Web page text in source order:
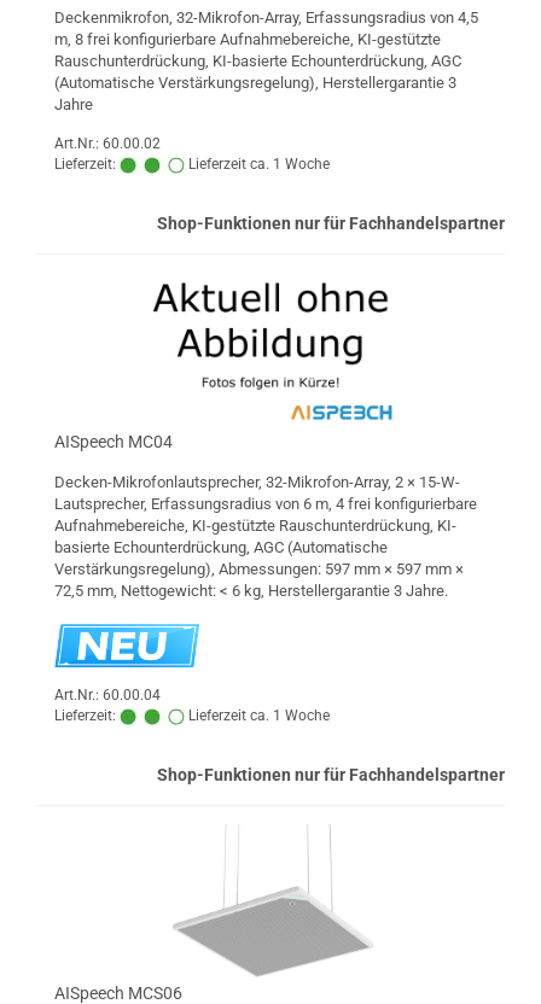
Deckenmikrofon, 32-Mikrofon-Array, Erfassungsradius von 4,5
m, 8 frei konfigurierbare Aufnahmebereiche, KI-gestützte
Rauschunterdrückung, KI-basierte Echounterdrückung, AGC
(Automatische Verstärkungsregelung), Herstellergarantie 3
Jahre
Art.Nr.: 60.00.02
Lieferzeit:
Lieferzeit ca. 1 Woche
Shop-Funktionen nur für Fachhandelspartner
AISpeech MC04
Decken-Mikrofonlautsprecher, 32-Mikrofon-Array, 2 × 15-W-
Lautsprecher, Erfassungsradius von 6 m, 4 frei konfigurierbare
Aufnahmebereiche, KI-gestützte Rauschunterdrückung, KI-
basierte Echounterdrückung, AGC (Automatische
Verstärkungsregelung), Abmessungen: 597 mm × 597 mm ×
72,5 mm, Nettogewicht: < 6 kg, Herstellergarantie 3 Jahre.
Art.Nr.: 60.00.04
Lieferzeit:
Lieferzeit ca. 1 Woche
Shop-Funktionen nur für Fachhandelspartner
AISpeech MCS06